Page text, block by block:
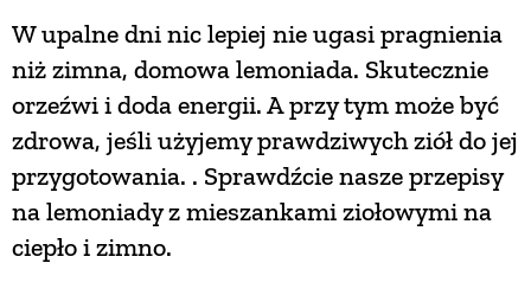
W upalne dni nic lepiej nie ugasi pragnienia
niż zimna, domowa lemoniada. Skutecznie
orzeźwi i doda energii. A przy tym może być
zdrowa, jeśli użyjemy prawdziwych ziół do jej
przygotowania. . Sprawdźcie nasze przepisy
na lemoniady z mieszankami ziołowymi na
ciepło i zimno.
PROJEKTOWANIE OGRODU
NATURALNIE
URODA
NATURALNA APTECZKA